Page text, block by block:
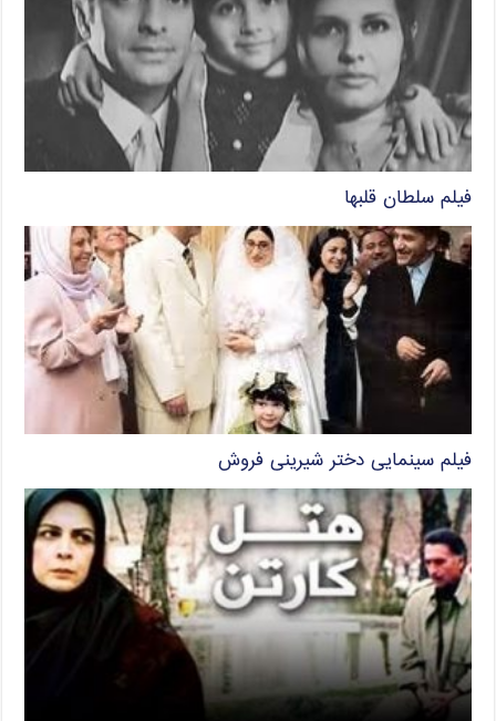
فیلم سلطان قلبها
فیلم سینمایی دختر شیرینی فروش